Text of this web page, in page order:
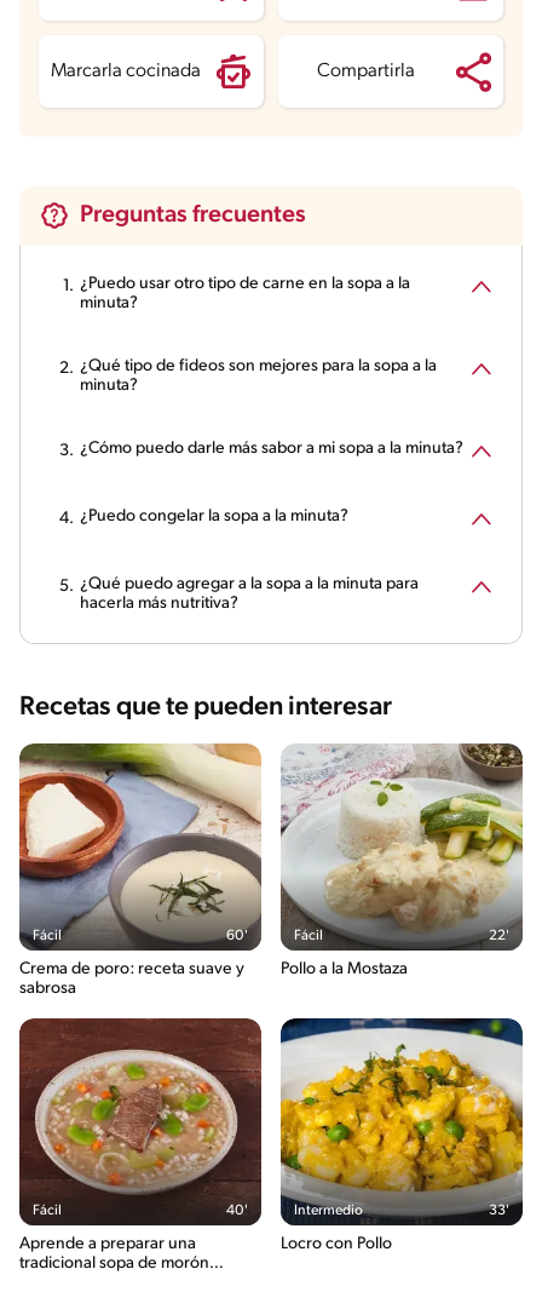
Marcarla cocinada Compartirla
Preguntas frecuentes
¿Puedo usar otro tipo de carne en la sopa a la
minuta?
¿Qué tipo de fideos son mejores para la sopa a la
minuta?
¿Cómo puedo darle más sabor a mi sopa a la minuta?
¿Puedo congelar la sopa a la minuta?
¿Qué puedo agregar a la sopa a la minuta para
hacerla más nutritiva?
Recetas que te pueden interesar
Fácil 60'
Crema de poro: receta suave y
sabrosa
Fácil 22'
Pollo a la Mostaza
Fácil 40'
Aprende a preparar una
tradicional sopa de morón
Intermedio 33'
Locro con Pollo